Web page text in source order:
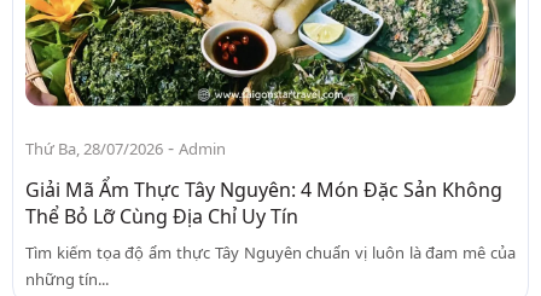
Thứ Ba, 28/07/2026 - Admin
Giải Mã Ẩm Thực Tây Nguyên: 4 Món Đặc Sản Không
Thể Bỏ Lỡ Cùng Địa Chỉ Uy Tín
Tìm kiếm tọa độ ẩm thực Tây Nguyên chuẩn vị luôn là đam mê của
những tín...